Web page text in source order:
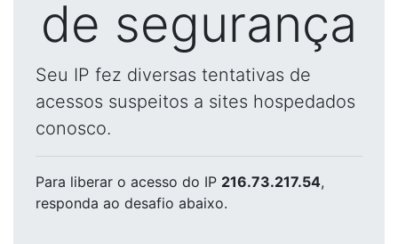
de segurança
Seu IP fez diversas tentativas de
acessos suspeitos a sites hospedados
conosco.
Para liberar o acesso do IP 216.73.217.54,
responda ao desafio abaixo.